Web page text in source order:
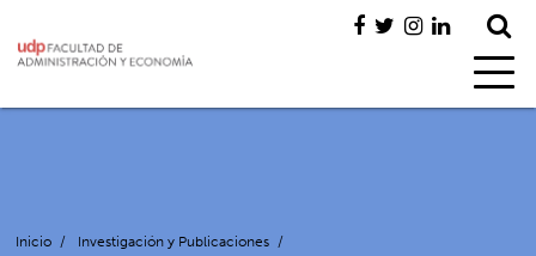
Inicio / Investigación y Publicaciones /